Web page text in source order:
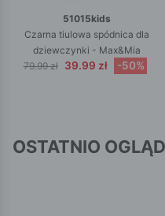
51015kids
Czarna tiulowa spódnica dla
dziewczynki - Max&Mia
79.99 zł
39.99 zł -50%
OSTATNIO